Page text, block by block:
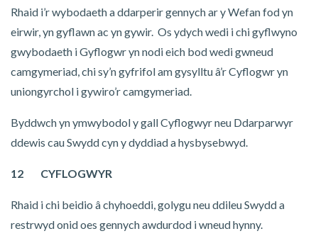
Rhaid i’r wybodaeth a ddarperir gennych ar y Wefan fod yn
eirwir, yn gyflawn ac yn gywir. Os ydych wedi i chi gyflwyno
gwybodaeth i Gyflogwr yn nodi eich bod wedi gwneud
camgymeriad, chi sy’n gyfrifol am gysylltu â’r Cyflogwr yn
uniongyrchol i gywiro’r camgymeriad.
Byddwch yn ymwybodol y gall Cyflogwyr neu Ddarparwyr
ddewis cau Swydd cyn y dyddiad a hysbysebwyd.
12 CYFLOGWYR
Rhaid i chi beidio â chyhoeddi, golygu neu ddileu Swydd a
restrwyd onid oes gennych awdurdod i wneud hynny.